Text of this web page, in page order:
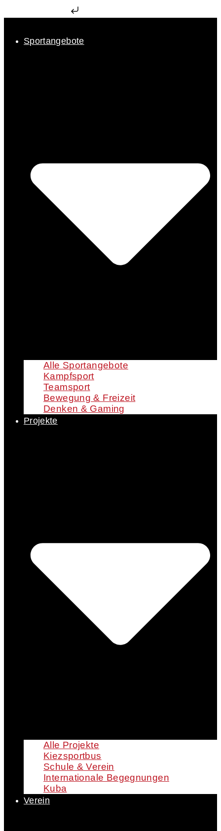
Sportangebote
Alle Sportangebote
Kampfsport
Teamsport
Bewegung & Freizeit
Denken & Gaming
Projekte
Alle Projekte
Kiezsportbus
Schule & Verein
Internationale Begegnungen
Kuba
Verein